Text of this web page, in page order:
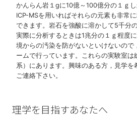
かんらん岩１gに10億～100億分の１ｇ
ICP-MSを用いればそれらの元素も非常
できます。岩石を強酸に溶かして5千分
実際に分析するときは1兆分の１ｇ程度
境からの汚染を防がないといけないので
ームで行っています。これらの実験室は
系）にあります。興味のある方，見学を
ご連絡下さい。
理学を目指すあなたへ